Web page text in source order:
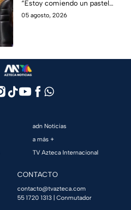
“Estoy comiendo un pastel
muy rico”, responde Óscar
05 agosto, 2026
adn Noticias
a más +
TV Azteca Internacional
CONTACTO
contacto@tvazteca.com
55 1720 1313 | Conmutador